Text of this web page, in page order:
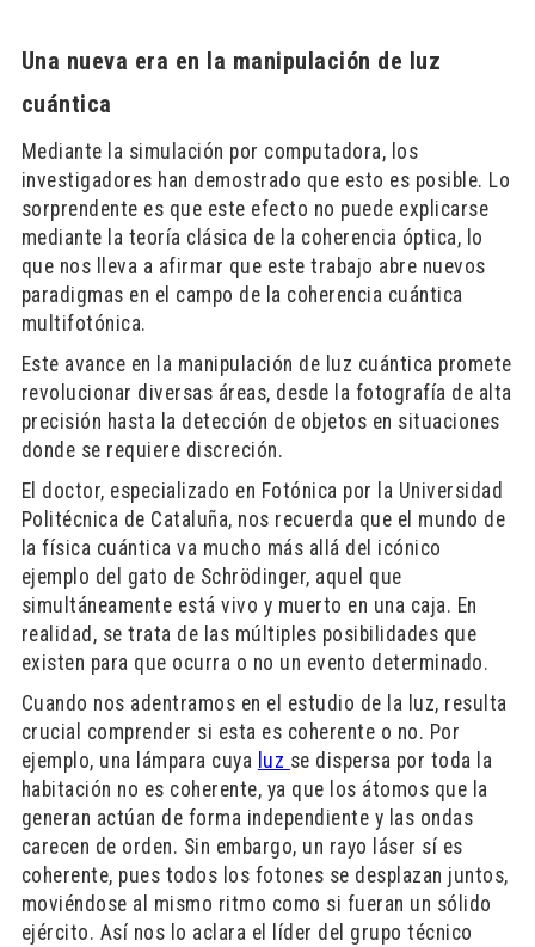
Una nueva era en la manipulación de luz
cuántica
Mediante la simulación por computadora, los
investigadores han demostrado que esto es posible. Lo
sorprendente es que este efecto no puede explicarse
mediante la teoría clásica de la coherencia óptica, lo
que nos lleva a afirmar que este trabajo abre nuevos
paradigmas en el campo de la coherencia cuántica
multifotónica.
Este avance en la manipulación de luz cuántica promete
revolucionar diversas áreas, desde la fotografía de alta
precisión hasta la detección de objetos en situaciones
donde se requiere discreción.
El doctor, especializado en Fotónica por la Universidad
Politécnica de Cataluña, nos recuerda que el mundo de
la física cuántica va mucho más allá del icónico
ejemplo del gato de Schrödinger, aquel que
simultáneamente está vivo y muerto en una caja. En
realidad, se trata de las múltiples posibilidades que
existen para que ocurra o no un evento determinado.
Cuando nos adentramos en el estudio de la luz, resulta
crucial comprender si esta es coherente o no. Por
ejemplo, una lámpara cuya luz se dispersa por toda la
habitación no es coherente, ya que los átomos que la
generan actúan de forma independiente y las ondas
carecen de orden. Sin embargo, un rayo láser sí es
coherente, pues todos los fotones se desplazan juntos,
moviéndose al mismo ritmo como si fueran un sólido
ejército. Así nos lo aclara el líder del grupo técnico